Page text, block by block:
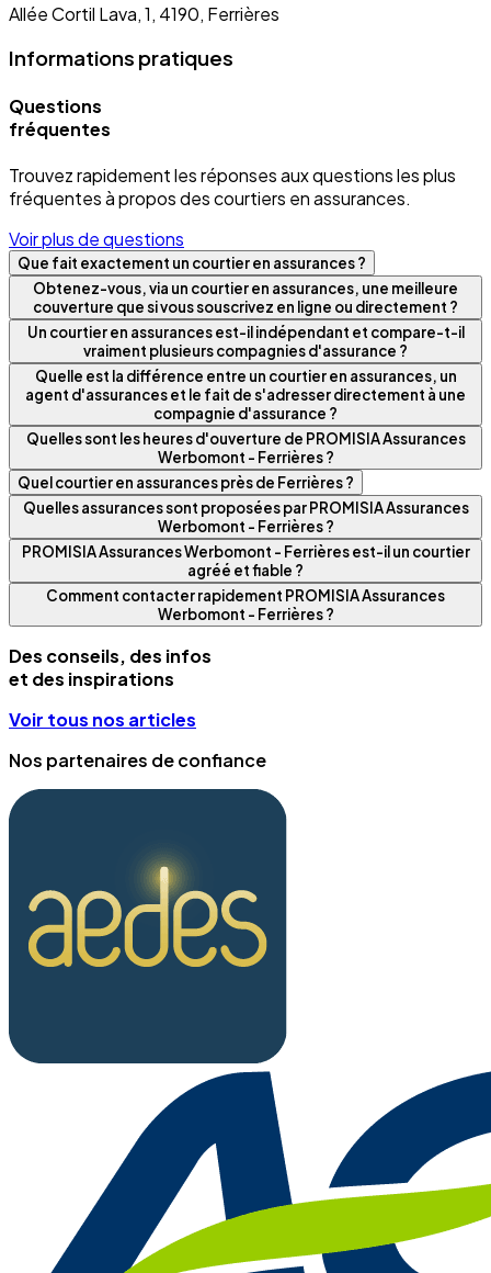
Allée Cortil Lava, 1, 4190, Ferrières
Informations pratiques
Questions
fréquentes
Trouvez rapidement les réponses aux questions les plus
fréquentes à propos des courtiers en assurances.
Voir plus de questions
Que fait exactement un courtier en assurances ?
Obtenez-vous, via un courtier en assurances, une meilleure
couverture que si vous souscrivez en ligne ou directement ?
Un courtier en assurances est-il indépendant et compare-t-il
vraiment plusieurs compagnies d'assurance ?
Quelle est la différence entre un courtier en assurances, un
agent d'assurances et le fait de s'adresser directement à une
compagnie d'assurance ?
Quelles sont les heures d'ouverture de PROMISIA Assurances
Werbomont - Ferrières ?
Quel courtier en assurances près de Ferrières ?
Quelles assurances sont proposées par PROMISIA Assurances
Werbomont - Ferrières ?
PROMISIA Assurances Werbomont - Ferrières est-il un courtier
agréé et fiable ?
Comment contacter rapidement PROMISIA Assurances
Werbomont - Ferrières ?
Des conseils, des infos
et des inspirations
Voir tous nos articles
Nos partenaires de confiance